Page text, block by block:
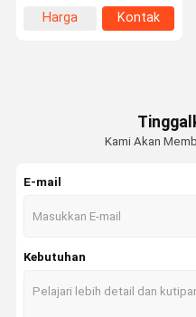
Tur Pabrik
Kontrol
Harga
Kontak
Kami Akan
E-mail
Kebutuhan